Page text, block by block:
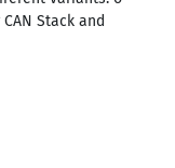
Stack and